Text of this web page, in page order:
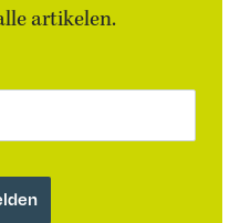
artikelen.